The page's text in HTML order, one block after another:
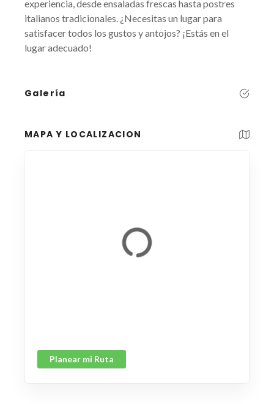
experiencia, desde ensaladas frescas hasta postres
italianos tradicionales. ¿Necesitas un lugar para
satisfacer todos los gustos y antojos? ¡Estás en el
lugar adecuado!
Galería
MAPA Y LOCALIZACION
Planear mi Ruta